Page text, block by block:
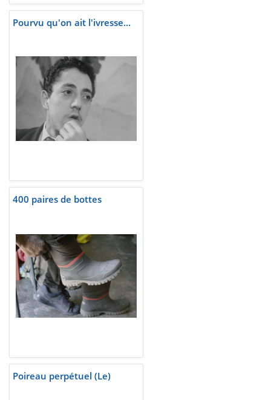
Pourvu qu'on ait l'ivresse...
400 paires de bottes
Poireau perpétuel (Le)